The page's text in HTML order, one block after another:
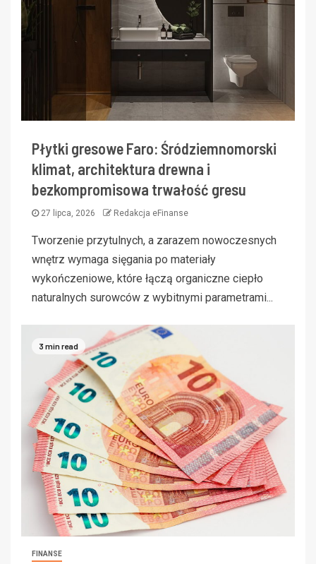
Płytki gresowe Faro: Śródziemnomorski
klimat, architektura drewna i
bezkompromisowa trwałość gresu
27 lipca, 2026 Redakcja eFinanse
Tworzenie przytulnych, a zarazem nowoczesnych
wnętrz wymaga sięgania po materiały
wykończeniowe, które łączą organiczne ciepło
naturalnych surowców z wybitnymi parametrami...
3 min read
FINANSE